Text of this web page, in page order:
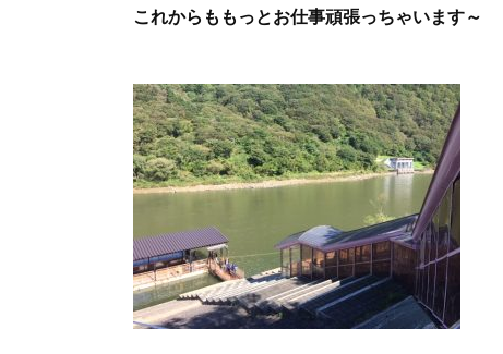
これからももっとお仕事頑張っちゃいます～